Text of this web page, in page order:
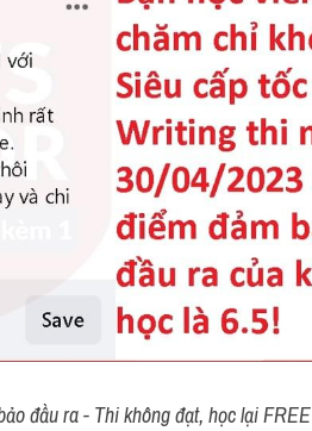
đầu ra - Thi không đạt, học lại FREE